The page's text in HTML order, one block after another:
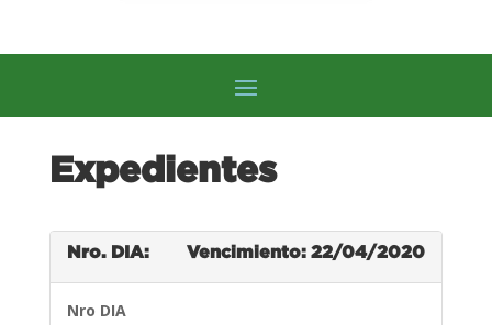
Expedientes
Nro. DIA: Vencimiento: 22/04/2020
Nro DIA